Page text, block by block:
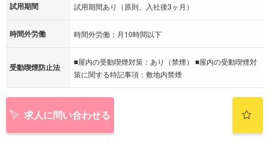
試用期間 試用期間あり（原則、入社後3ヶ月）
時間外労働 時間外労働：月10時間以下
受動喫煙防止法
■屋内の受動喫煙対策：あり（禁煙） ■屋内の受動喫煙対
策に関する特記事項：敷地内禁煙
求人に問い合わせる